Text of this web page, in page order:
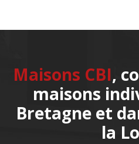
Maisons CBI,
maisons
Bretagne et
la